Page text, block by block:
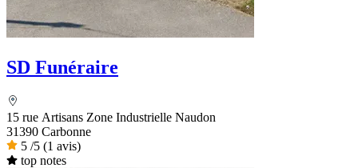
SD Funéraire
15 rue Artisans Zone Industrielle Naudon
31390 Carbonne
5 /5 (1 avis)
top notes